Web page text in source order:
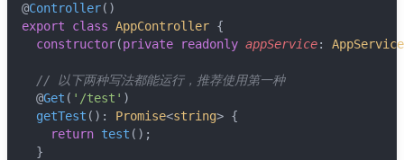
📝
@Controller()
export
class AppController {
constructor(private readonly appService: AppService
// 以下两种写法都能运行，推荐使用第一种
  @
Get ( '/test' )
getTest (): Promise<string> {
return test ();
  }